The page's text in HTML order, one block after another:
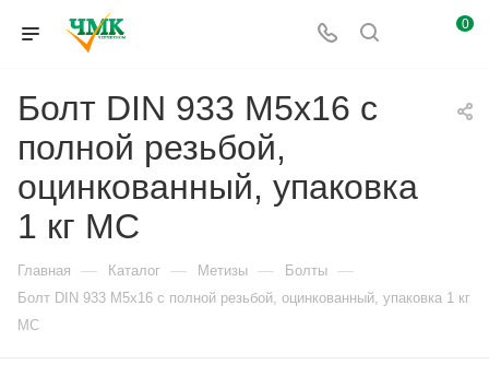
0
Болт DIN 933 М5х16 с
полной резьбой,
оцинкованный, упаковка
1 кг МС
Главная — Каталог — Метизы — Болты —
Болт DIN 933 М5х16 с полной резьбой, оцинкованный, упаковка 1 кг
МС